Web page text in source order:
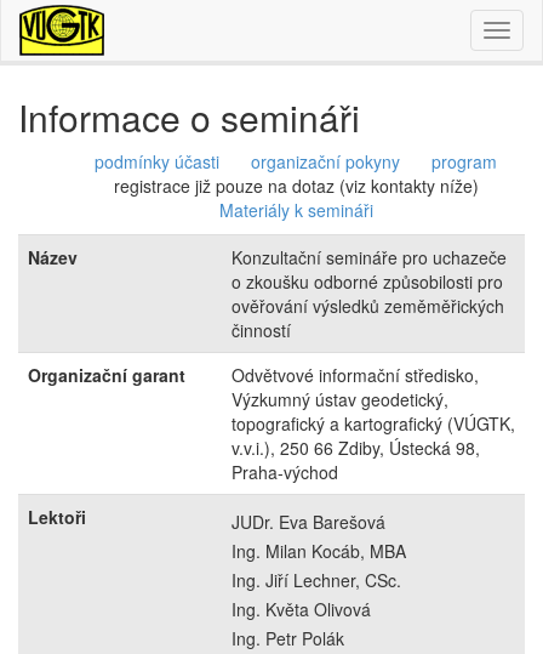
Informace o semináři
podmínky účasti organizační pokyny
program
registrace již pouze na dotaz (viz kontakty níže)
Materiály k semináři
Název
Konzultační semináře pro uchazeče
o zkoušku odborné způsobilosti pro
ověřování výsledků zeměměřických
činností
Organizační garant
Odvětvové informační středisko,
Výzkumný ústav geodetický,
topografický a kartografický (VÚGTK,
v.v.i.), 250 66 Zdiby, Ústecká 98,
Praha-východ
Lektoři
JUDr. Eva Barešová
Ing. Milan Kocáb, MBA
Ing. Jiří Lechner, CSc.
Ing. Květa Olivová
Ing. Petr Polák